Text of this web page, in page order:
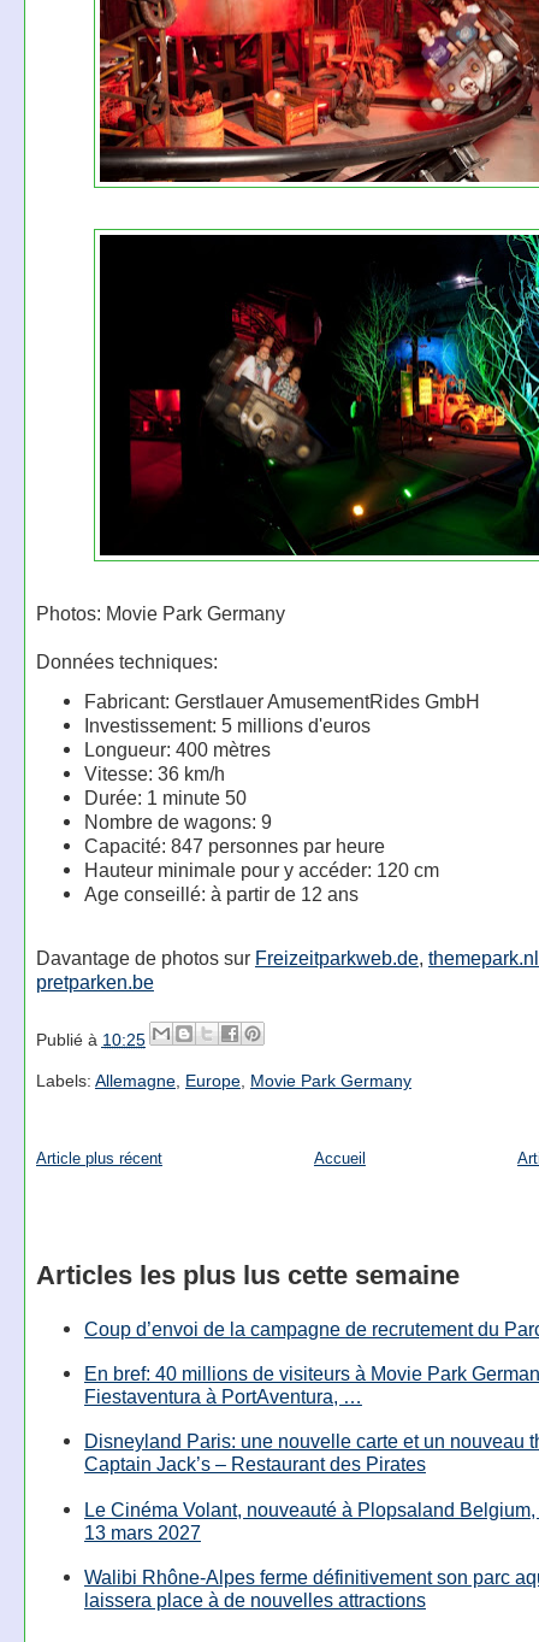
Photos: Movie Park Germany
Données techniques:
Fabricant: Gerstlauer AmusementRides GmbH
Investissement: 5 millions d'euros
Longueur: 400 mètres
Vitesse: 36 km/h
Durée: 1 minute 50
Nombre de wagons: 9
Capacité: 847 personnes par heure
Hauteur minimale pour y accéder: 120 cm
Age conseillé: à partir de 12 ans
Davantage de photos sur Freizeitparkweb.de, themepark.nl
pretparken.be
Publié à 10:25
Labels: Allemagne, Europe, Movie Park Germany
Article plus récent Accueil
Articles les plus lus cette semaine
Coup d’envoi de la campagne de recrutement du
En bref: 40 millions de visiteurs à Movie Park
Fiestaventura à PortAventura, …
Disneyland Paris: une nouvelle carte et un nouveau
Captain Jack’s – Restaurant des Pirates
Le Cinéma Volant, nouveauté à Plopsaland
13 mars 2027
Walibi Rhône-Alpes ferme définitivement son parc
laissera place à de nouvelles attractions